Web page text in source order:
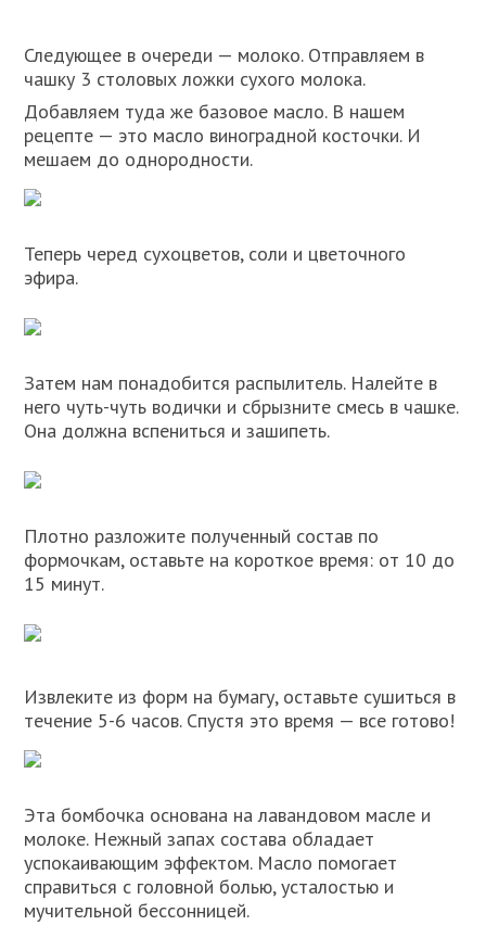
Следующее в очереди — молоко. Отправляем в
чашку 3 столовых ложки сухого молока.
Добавляем туда же базовое масло. В нашем
рецепте — это масло виноградной косточки. И
мешаем до однородности.
Теперь черед сухоцветов, соли и цветочного
эфира.
Затем нам понадобится распылитель. Налейте в
него чуть-чуть водички и сбрызните смесь в чашке.
Она должна вспениться и зашипеть.
Плотно разложите полученный состав по
формочкам, оставьте на короткое время: от 10 до
15 минут.
Извлеките из форм на бумагу, оставьте сушиться в
течение 5-6 часов. Спустя это время — все готово!
Эта бомбочка основана на лавандовом масле и
молоке. Нежный запах состава обладает
успокаивающим эффектом. Масло помогает
справиться с головной болью, усталостью и
мучительной бессонницей.